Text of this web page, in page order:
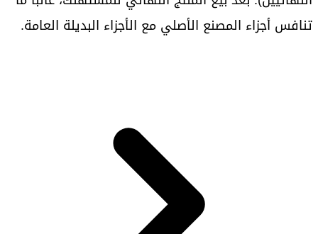
تنافس أجزاء المصنع الأصلي مع الأجزاء البديلة العامة.